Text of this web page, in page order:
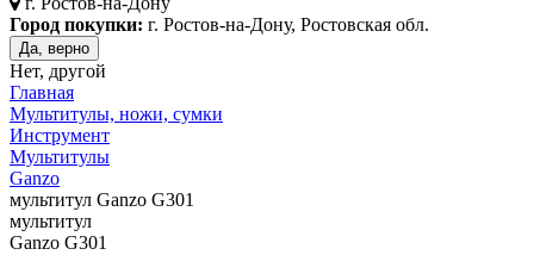
Город покупки: г. Ростов-на-Дону, Ростовская обл.
Да, верно
Нет, другой
Главная
Мультитулы, ножи, сумки
Инструмент
Мультитулы
Ganzo
мультитул Ganzo G301
мультитул
Ganzo G301